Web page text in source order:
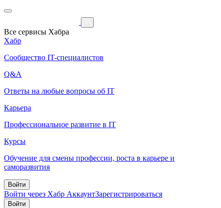
Все сервисы Хабра
Хабр
Сообщество IT-специалистов
Q&A
Ответы на любые вопросы об IT
Карьера
Профессиональное развитие в IT
Курсы
Обучение для смены профессии, роста в карьере и
саморазвития
Войти
Войти через Хабр АккаунтЗарегистрироваться
Войти